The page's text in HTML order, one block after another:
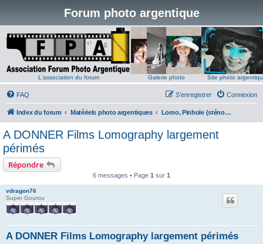
Forum photo argentique
L'association du forum Galerie photo Site photo
FAQ Connexion
S’enregistrer
Index du forum Matériels photo argentiques Lomo, Pinhole (sténopé) et Toy Camera
A DONNER Films Lomography largement
périmés
Répondre
6 messages • Page 1 sur 1
vdragon76
Super Gourou
A DONNER Films Lomography largement périmés